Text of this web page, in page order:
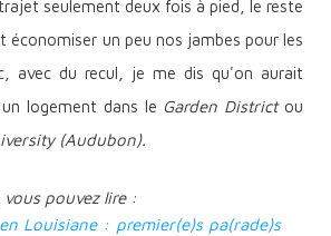
seulement deux fois à pied, le reste
économiser un peu nos jambes pour les
avec du recul, je me dis qu'on aurait
logement dans le Garden Districtou
(Audubon).
pouvez lire :
Louisiane : premier(e)s pa(rade)s